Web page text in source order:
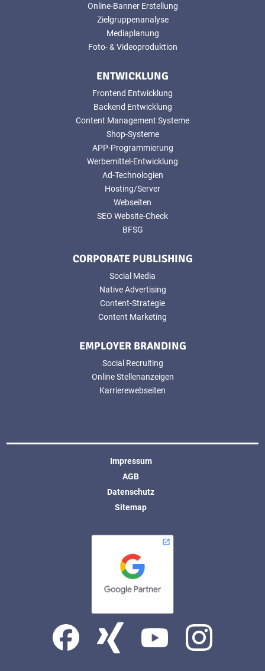
Online-Banner Erstellung
Zielgruppenanalyse
Mediaplanung
Foto- & Videoproduktion
ENTWICKLUNG
Frontend Entwicklung
Backend Entwicklung
Content Management Systeme
Shop-Systeme
APP-Programmierung
Werbemittel-Entwicklung
Ad-Technologien
Hosting/Server
Webseiten
SEO Website-Check
BFSG
CORPORATE PUBLISHING
Social Media
Native Advertising
Content-Strategie
Content Marketing
EMPLOYER BRANDING
Social Recruiting
Online Stellenanzeigen
Karrierewebseiten
Impressum
AGB
Datenschutz
Sitemap